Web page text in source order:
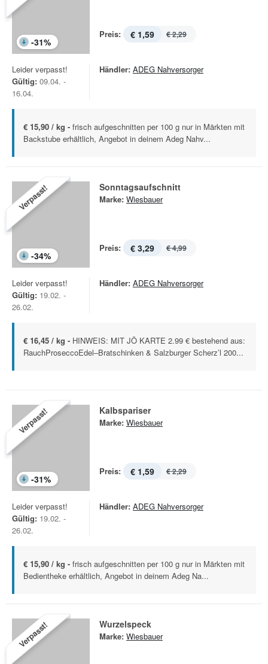
-31%
Preis: € 1,59 € 2,29
Leider verpasst!
Gültig: 09.04. -
16.04.
Händler: ADEG Nahversorger
€ 15,90 / kg - frisch aufgeschnitten per 100 g nur in Märkten mit
Backstube erhältlich, Angebot in deinem Adeg Nahv...
Verpasst!
-34%
Sonntagsaufschnitt
Marke: Wiesbauer
Preis: € 3,29 € 4,99
Leider verpasst!
Gültig: 19.02. -
26.02.
Händler: ADEG Nahversorger
€ 16,45 / kg - HINWEIS: MIT JÖ KARTE 2.99 € bestehend aus:
RauchProseccoEdel–Bratschinken & Salzburger Scherz’l 200...
Verpasst!
-31%
Kalbspariser
Marke: Wiesbauer
Preis: € 1,59 € 2,29
Leider verpasst!
Gültig: 19.02. -
26.02.
Händler: ADEG Nahversorger
€ 15,90 / kg - frisch aufgeschnitten per 100 g nur in Märkten mit
Bedientheke erhältlich, Angebot in deinem Adeg Na...
Verpasst! Wurzelspeck
Marke: Wiesbauer